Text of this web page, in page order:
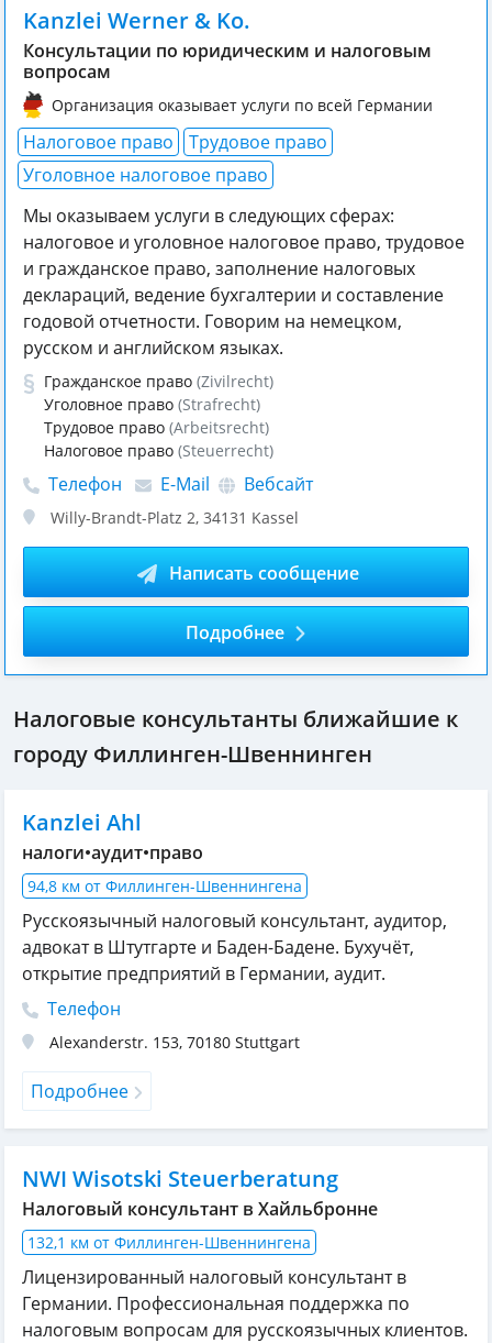
Kanzlei Werner & Ko.
Консультации по юридическим и налоговым
вопросам
Организация оказывает услуги по всей Германии
Налоговое право
Трудовое право
Уголовное налоговое право
Мы оказываем услуги в следующих сферах:
налоговое и уголовное налоговое право, трудовое
и гражданское право, заполнение налоговых
деклараций, ведение бухгалтерии и составление
годовой отчетности. Говорим на немецком,
русском и английском языках.
Гражданское право (Zivilrecht)
Уголовное право (Strafrecht)
Трудовое право (Arbeitsrecht)
Налоговое право (Steuerrecht)
Телефон E-Mail Вебсайт
Willy-Brandt-Platz 2, 34131 Kassel
Написать сообщение
Подробнее
Налоговые консультанты ближайшие к
городу Филлинген-Швеннинген
Kanzlei Ahl
налоги•аудит•право
94,8 км от Филлинген-Швеннингена
Русскоязычный налоговый консультант, аудитор,
адвокат в Штутгарте и Баден-Бадене. Бухучёт,
открытие предприятий в Германии, аудит.
Телефон
Alexanderstr. 153, 70180 Stuttgart
Подробнее
NWI Wisotski Steuerberatung
Налоговый консультант в Хайльбронне
132,1 км от Филлинген-Швеннингена
Лицензированный налоговый консультант в
Германии. Профессиональная поддержка по
налоговым вопросам для русскоязычных клиентов.